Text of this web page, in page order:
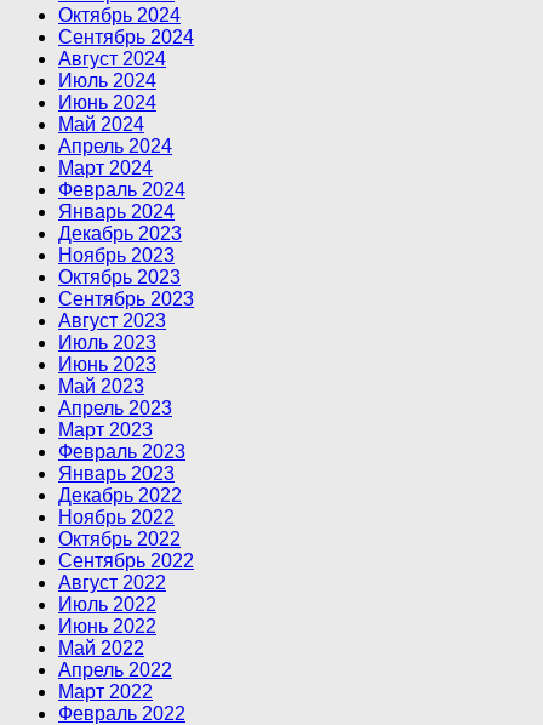
Октябрь 2024
Сентябрь 2024
Август 2024
Июль 2024
Июнь 2024
Май 2024
Апрель 2024
Март 2024
Февраль 2024
Январь 2024
Декабрь 2023
Ноябрь 2023
Октябрь 2023
Сентябрь 2023
Август 2023
Июль 2023
Июнь 2023
Май 2023
Апрель 2023
Март 2023
Февраль 2023
Январь 2023
Декабрь 2022
Ноябрь 2022
Октябрь 2022
Сентябрь 2022
Август 2022
Июль 2022
Июнь 2022
Май 2022
Апрель 2022
Март 2022
Февраль 2022